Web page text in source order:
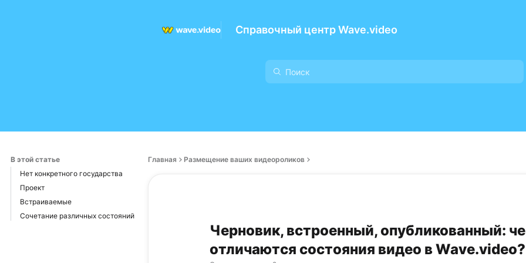
Справочный центр Wave.video
В этой статье
Нет конкретного государства
Проект
Встраиваемые
Сочетание различных состояний
Главная Размещение ваших видеороликов
Черновик, встроенный, опубликованный:
отличаются состояния видео в Wave.video?